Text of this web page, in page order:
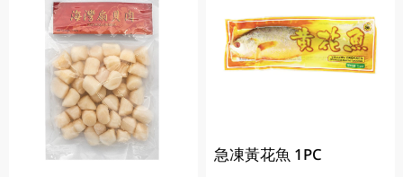
急凍黃花魚 1PC